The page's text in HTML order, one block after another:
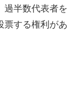
過半数代表者を
票する権利があ